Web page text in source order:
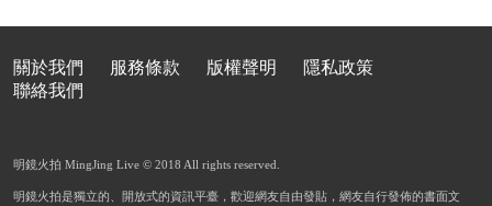
關於我們 服務條款 版權聲明
隱私政策
聯絡我們
明鏡火拍 MingJing Live © 2018 All rights reserved.
明鏡火拍是獨立的、開放式的資訊平臺，歡迎網友自由發貼，網友自行發佈的書面文